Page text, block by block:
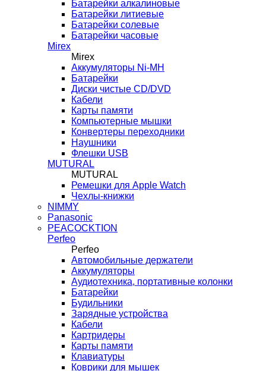
Батарейки алкалиновые
Батарейки литиевые
Батарейки солевые
Батарейки часовые
Mirex
Mirex
Аккумуляторы Ni-MH
Батарейки
Диски чистые CD/DVD
Кабели
Карты памяти
Компьютерные мышки
Конвертеры переходники
Наушники
Флешки USB
MUTURAL
MUTURAL
Ремешки для Apple Watch
Чехлы-книжки
NIMMY
Panasonic
PEACOCKTION
Perfeo
Perfeo
Автомобильные держатели
Аккумуляторы
Аудиотехника, портативные колонки
Батарейки
Будильники
Зарядные устройства
Кабели
Картридеры
Карты памяти
Клавиатуры
Коврики для мышек